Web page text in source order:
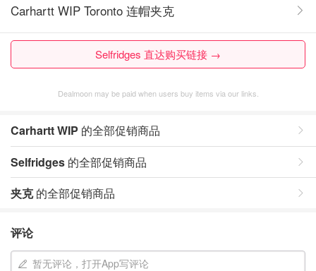
Carhartt WIP Toronto 连帽夹克
Selfridges 直达购买链接 →
Dealmoon may be paid when users buy items via our links.
Carhartt WIP 的全部促销商品
Selfridges 的全部促销商品
夹克的全部促销商品
评论
暂无评论，打开App写评论